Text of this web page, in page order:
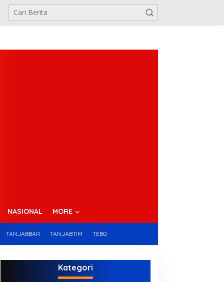
NASIONAL MORE
TANJABBAR TANJABTIM TEBO
Kategori